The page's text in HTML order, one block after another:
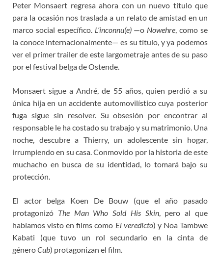
e
b
o
o
k
t
t
e
r
t
o
d
o
n
y
L
i
n
k
e
a
m
e
t
e
r
e
s
t
Peter Monsaert regresa ahora con un nuevo título que
para la ocasión nos traslada a un relato de amistad en un
marco social específico. L’inconnu(e)—o Nowehre, como se
la conoce internacionalmente— es su título, y ya podemos
ver el primer trailer de este largometraje antes de su paso
por el festival belga de Ostende.
Monsaert sigue a André, de 55 años, quien perdió a su
única hija en un accidente automovilístico cuya posterior
fuga sigue sin resolver. Su obsesión por encontrar al
responsable le ha costado su trabajo y su matrimonio. Una
noche, descubre a Thierry, un adolescente sin hogar,
irrumpiendo en su casa. Conmovido por la historia de este
muchacho en busca de su identidad, lo tomará bajo su
protección.
El actor belga Koen De Bouw (que el año pasado
protagonizó The Man Who Sold His Skin, pero al que
habíamos visto en films como El veredicto) y Noa Tambwe
Kabati (que tuvo un rol secundario en la cinta de
géneroCub) protagonizan el film.